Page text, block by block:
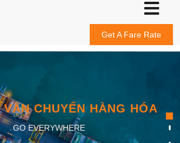
Get A Fare Rate
CHUYỂN HÀNG HÓA
GO EVERYWHERE